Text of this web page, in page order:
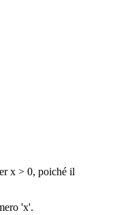
x > 0, poiché il
'x'.